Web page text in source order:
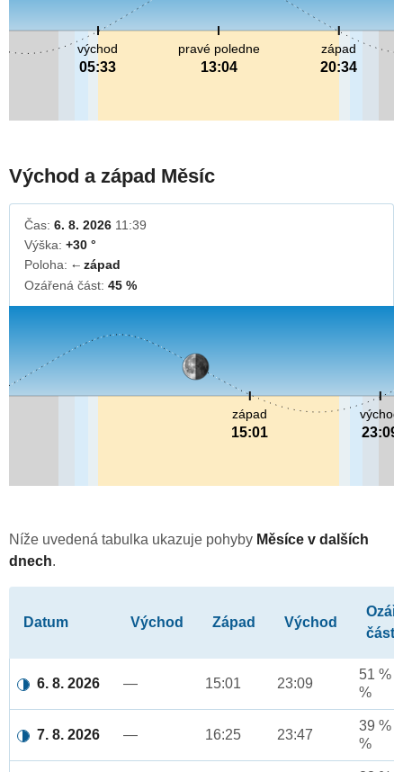
pravé poledne
13:04
východ
05:33
západ
20:34
Východ a západ Měsíc
Čas: 6. 8. 2026 11:39
Výška: +30 °
Poloha:
↓západ
Ozářená část: 45 %
východ
23:09
západ
15:01
Níže uvedená tabulka ukazuje pohyby Měsíce v dalších
dnech.
Datum Východ Západ Východ
část
6. 8. 2026 — 15:01 23:09
51 %
%
7. 8. 2026 — 16:25 23:47
39 %
%